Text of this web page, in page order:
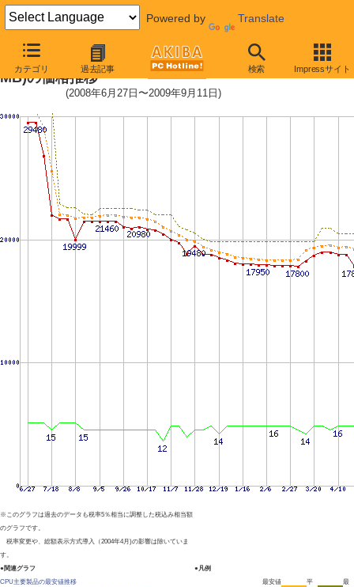
Powered by Translate
カテゴリ 過去記事 検索 Impressサイト
Core 2 Duo E8500 (3.16GHz,L2 6
MB)の価格推移
(2008年6月27日〜2009年9月11日)
※このグラフは過去のデータも税率5％相当に調整した税込み相当額
のグラフです。
税率変更や、総額表示方式導入（2004年4月)の影響は除いていま
す。
●関連グラフ
CPU主要製品の最安値推移
●凡例
最安値
平
最